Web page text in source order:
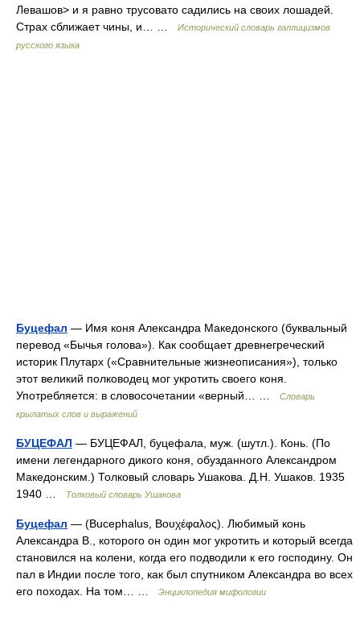
Левашов> и я равно трусовато садились на своих лошадей.
Страх сближает чины, и… …
Исторический словарь галлицизмов
русского языка
Буцефал — Имя коня Александра Македонского (буквальный
перевод «Бычья голова»). Как сообщает древнегреческий
историк Плутарх («Сравнительные жизнеописания»), только
этот великий полководец мог укротить своего коня.
Употребляется: в словосочетании «верный… …
Словарь
крылатых слов и выражений
БУЦЕФАЛ — БУЦЕФАЛ, буцефала, муж. (шутл.). Конь. (По
имени легендарного дикого коня, обузданного Александром
Македонским.) Толковый словарь Ушакова. Д.Н. Ушаков. 1935
1940 …
Толковый словарь Ушакова
Буцефал — (Bucephalus, Βουχέφαλος). Любимый конь
Александра В., которого он один мог укротить и который всегда
становился на колени, когда его подводили к его господину. Он
пал в Индии после того, как был спутником Александра во всех
его походах. На том… …
Энциклопедия мифологии